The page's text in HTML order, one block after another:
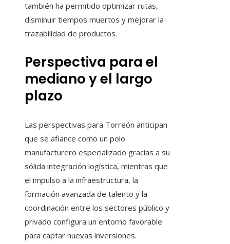
también ha permitido optimizar rutas,
disminuir tiempos muertos y mejorar la
trazabilidad de productos.
Perspectiva para el
mediano y el largo
plazo
Las perspectivas para Torreón anticipan
que se afiance como un polo
manufacturero especializado gracias a su
sólida integración logística, mientras que
el impulso a la infraestructura, la
formación avanzada de talento y la
coordinación entre los sectores público y
privado configura un entorno favorable
para captar nuevas inversiones.